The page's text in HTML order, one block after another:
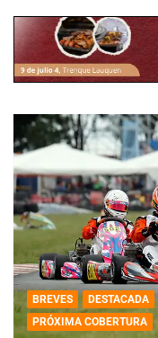
BREVES DESTACADA
PRÓXIMA COBERTURA